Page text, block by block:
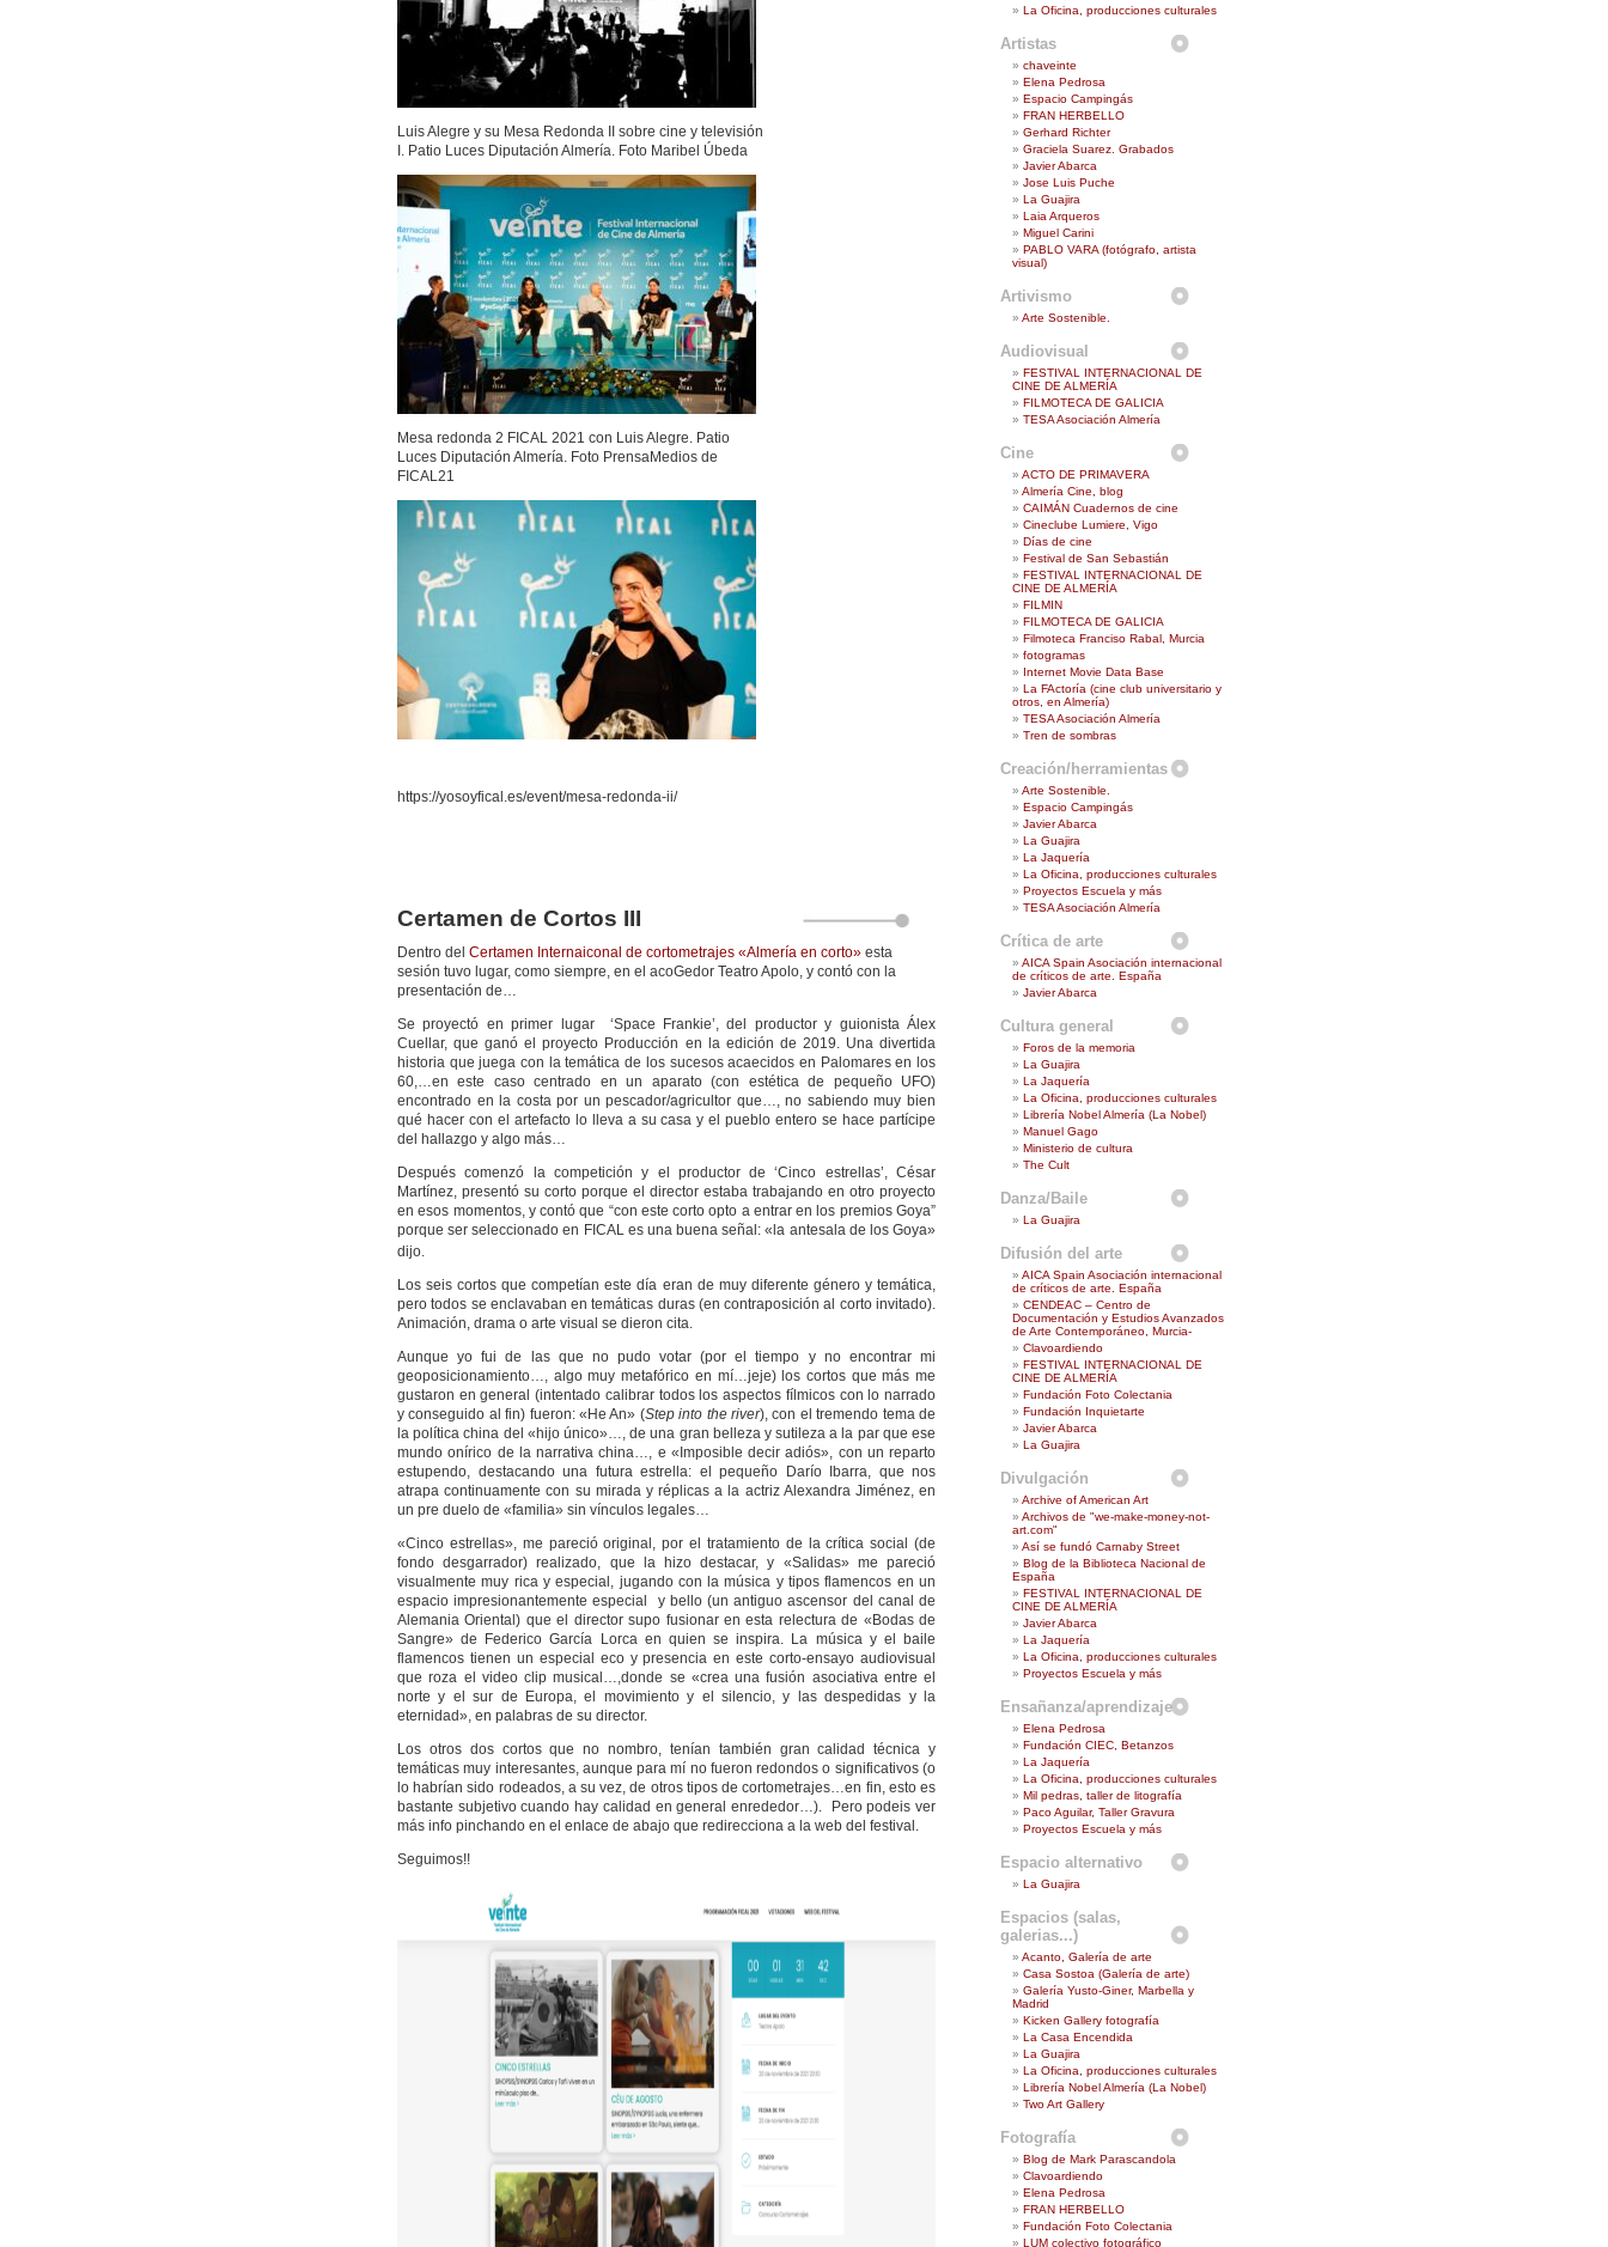
Luis Alegre y su Mesa Redonda II sobre cine y televisión
I. Patio Luces Diputación Almería. Foto Maribel Úbeda
Mesa redonda 2 FICAL 2021 con Luis Alegre. Patio
Luces Diputación Almería. Foto PrensaMedios de
FICAL21
https://yosoyfical.es/event/mesa-redonda-ii/
Certamen de Cortos III
Dentro del Certamen Internaiconal de cortometrajes «Almería en corto» esta
sesión tuvo lugar, como siempre, en el acoGedor Teatro Apolo, y contó con la
presentación de…
Se proyectó en primer lugar ‘Space Frankie’, del productor y guionista Álex
Cuellar, que ganó el proyecto Producción en la edición de 2019. Una divertida
historia que juega con la temática de los sucesos acaecidos en Palomares en los
60,…en este caso centrado en un aparato (con estética de pequeño UFO)
encontrado en la costa por un pescador/agricultor que…, no sabiendo muy bien
qué hacer con el artefacto lo lleva a su casa y el pueblo entero se hace partícipe
del hallazgo y algo más…
Después comenzó la competición y el productor de ‘Cinco estrellas’, César
Martínez, presentó su corto porque el director estaba trabajando en otro proyecto
en esos momentos, y contó que “con este corto opto a entrar en los premios Goya”
porque ser seleccionado en FICAL es una buena señal: «la antesala de los Goya»
dijo.
Los seis cortos que competían este día eran de muy diferente género y temática,
pero todos se enclavaban en temáticas duras (en contraposición al corto invitado).
Animación, drama o arte visual se dieron cita.
Aunque yo fui de las que no pudo votar (por el tiempo y no encontrar mi
geoposicionamiento…, algo muy metafórico en mí…jeje) los cortos que más me
gustaron en general (intentado calibrar todos los aspectos fílmicos con lo narrado
y conseguido al fin) fueron: «He An» (Step into the river), con el tremendo tema de
la política china del «hijo único»…, de una gran belleza y sutileza a la par que ese
mundo onírico de la narrativa china…, e «Imposible decir adiós», con un reparto
estupendo, destacando una futura estrella: el pequeño Darío Ibarra, que nos
atrapa continuamente con su mirada y réplicas a la actriz Alexandra Jiménez, en
un pre duelo de «familia» sin vínculos legales…
«Cinco estrellas», me pareció original, por el tratamiento de la crítica social (de
fondo desgarrador) realizado, que la hizo destacar, y «Salidas» me pareció
visualmente muy rica y especial, jugando con la música y tipos flamencos en un
espacio impresionantemente especial y bello (un antiguo ascensor del canal de
Alemania Oriental) que el director supo fusionar en esta relectura de «Bodas de
Sangre» de Federico García Lorca en quien se inspira. La música y el baile
flamencos tienen un especial eco y presencia en este corto-ensayo audiovisual
que roza el video clip musical…,donde se «crea una fusión asociativa entre el
norte y el sur de Europa, el movimiento y el silencio, y las despedidas y la
eternidad», en palabras de su director.
Los otros dos cortos que no nombro, tenían también gran calidad técnica y
temáticas muy interesantes, aunque para mí no fueron redondos o significativos (o
lo habrían sido rodeados, a su vez, de otros tipos de cortometrajes…en fin, esto es
bastante subjetivo cuando hay calidad en general enrededor…). Pero podeis ver
más info pinchando en el enlace de abajo que redirecciona a la web del festival.
Seguimos!!
La Oficina, producciones culturales
Artistas
chaveinte
Elena Pedrosa
Espacio Campingás
FRAN HERBELLO
Gerhard Richter
Graciela Suarez. Grabados
Javier Abarca
Jose Luis Puche
La Guajira
Laia Arqueros
Miguel Carini
PABLO VARA (fotógrafo, artista
visual)
Artivismo
Arte Sostenible.
Audiovisual
FESTIVAL INTERNACIONAL DE
CINE DE ALMERÍA
FILMOTECA DE GALICIA
TESA Asociación Almería
Cine
ACTO DE PRIMAVERA
Almería Cine, blog
CAIMÁN Cuadernos de cine
Cineclube Lumiere, Vigo
Días de cine
Festival de San Sebastián
FESTIVAL INTERNACIONAL DE
CINE DE ALMERÍA
FILMIN
FILMOTECA DE GALICIA
Filmoteca Franciso Rabal, Murcia
fotogramas
Internet Movie Data Base
La FActoría (cine club universitario y
otros, en Almería)
TESA Asociación Almería
Tren de sombras
Creación/herramientas
Arte Sostenible.
Espacio Campingás
Javier Abarca
La Guajira
La Jaquería
La Oficina, producciones culturales
Proyectos Escuela y más
TESA Asociación Almería
Crítica de arte
AICA Spain Asociación internacional
de críticos de arte. España
Javier Abarca
Cultura general
Foros de la memoria
La Guajira
La Jaquería
La Oficina, producciones culturales
Librería Nobel Almería (La Nobel)
Manuel Gago
Ministerio de cultura
The Cult
Danza/Baile
La Guajira
Difusión del arte
AICA Spain Asociación internacional
de críticos de arte. España
CENDEAC – Centro de
Documentación y Estudios Avanzados
de Arte Contemporáneo, Murcia-
Clavoardiendo
FESTIVAL INTERNACIONAL DE
CINE DE ALMERÍA
Fundación Foto Colectania
Fundación Inquietarte
Javier Abarca
La Guajira
Divulgación
Archive of American Art
Archivos de "we-make-money-not-
art.com"
Así se fundó Carnaby Street
Blog de la Biblioteca Nacional de
España
FESTIVAL INTERNACIONAL DE
CINE DE ALMERÍA
Javier Abarca
La Jaquería
La Oficina, producciones culturales
Proyectos Escuela y más
Ensañanza/aprendizaje
Elena Pedrosa
Fundación CIEC, Betanzos
La Jaquería
La Oficina, producciones culturales
Mil pedras, taller de litografía
Paco Aguilar, Taller Gravura
Proyectos Escuela y más
Espacio alternativo
La Guajira
Espacios (salas,
galerias...)
Acanto, Galería de arte
Casa Sostoa (Galería de arte)
Galería Yusto-Giner, Marbella y
Madrid
Kicken Gallery fotografía
La Casa Encendida
La Guajira
La Oficina, producciones culturales
Librería Nobel Almería (La Nobel)
Two Art Gallery
Fotografía
Blog de Mark Parascandola
Clavoardiendo
Elena Pedrosa
FRAN HERBELLO
Fundación Foto Colectania
LUM colectivo fotográfico